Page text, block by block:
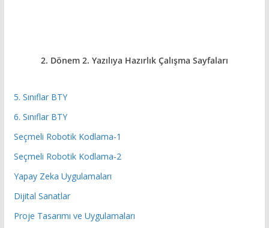
2. Dönem 2. Yazılıya Hazırlık Çalışma Sayfaları
5. Sınıflar BTY
6. Sınıflar BTY
Seçmeli Robotik Kodlama-1
Seçmeli Robotik Kodlama-2
Yapay Zeka Uygulamaları
Dijital Sanatlar
Proje Tasarımı ve Uygulamaları